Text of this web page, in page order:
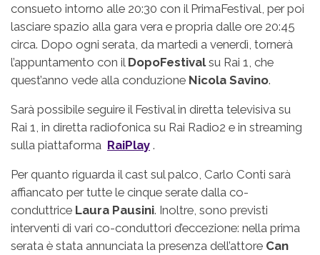
consueto intorno alle 20:30 con il PrimaFestival, per poi
lasciare spazio alla gara vera e propria dalle ore 20:45
circa. Dopo ogni serata, da martedì a venerdì, tornerà
l’appuntamento con il DopoFestivalsu Rai 1, che
quest’anno vede alla conduzione Nicola Savino.
Sarà possibile seguire il Festival in diretta televisiva su
Rai 1, in diretta radiofonica su Rai Radio2 e in streaming
sulla piattaforma RaiPlay .
Per quanto riguarda il cast sul palco, Carlo Conti sarà
affiancato per tutte le cinque serate dalla co-
conduttrice Laura Pausini. Inoltre, sono previsti
interventi di vari co-conduttori d’eccezione: nella prima
serata è stata annunciata la presenza dell’attore Can